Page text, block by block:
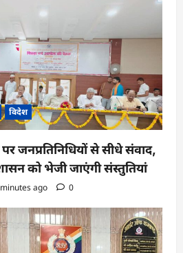
विदेश
जनप्रतिनिधियों से सीधे संवाद,
को भेजी जाएंगी संस्तुतियां
ago 0